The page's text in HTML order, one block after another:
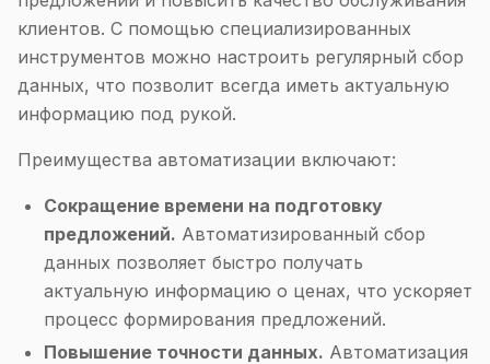
клиентов. С помощью специализированных
инструментов можно настроить регулярный сбор
данных, что позволит всегда иметь актуальную
информацию под рукой.
Преимущества автоматизации включают:
Сокращение времени на подготовку
предложений. Автоматизированный сбор
данных позволяет быстро получать
актуальную информацию о ценах, что ускоряет
процесс формирования предложений.
Повышение точности данных. Автоматизация